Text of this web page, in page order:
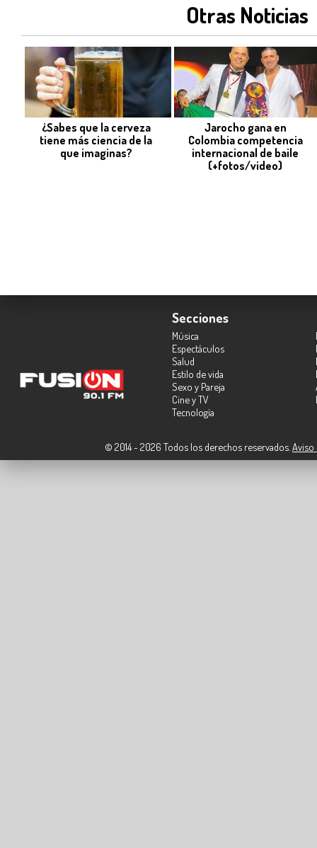
Otras Noticias
¿Sabes que la cerveza
tiene más ciencia de la
que imaginas?
Jarocho gana en
Colombia competencia
internacional de baile
(+fotos/video)
Secciones
Música
Espectáculos
Salud
Estilo de vida
Sexo y Pareja
Cine y TV
Tecnología
© 2014 - 2026 Todos los derechos reservados. Aviso